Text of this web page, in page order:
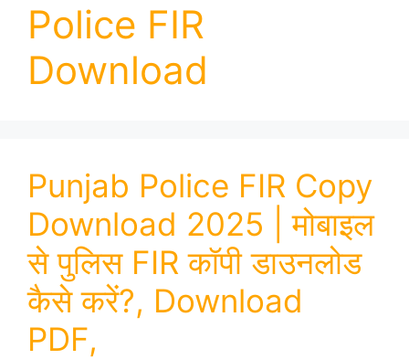
Police FIR
Download
Punjab Police FIR Copy
Download 2025 | मोबाइल
से पुलिस FIR कॉपी डाउनलोड
कैसे करें?, Download
PDF,